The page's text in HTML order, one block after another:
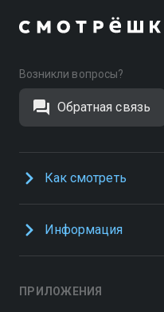
Возникли вопросы?
Обратная связь
Как смотреть
Информация
ПРИЛОЖЕНИЯ